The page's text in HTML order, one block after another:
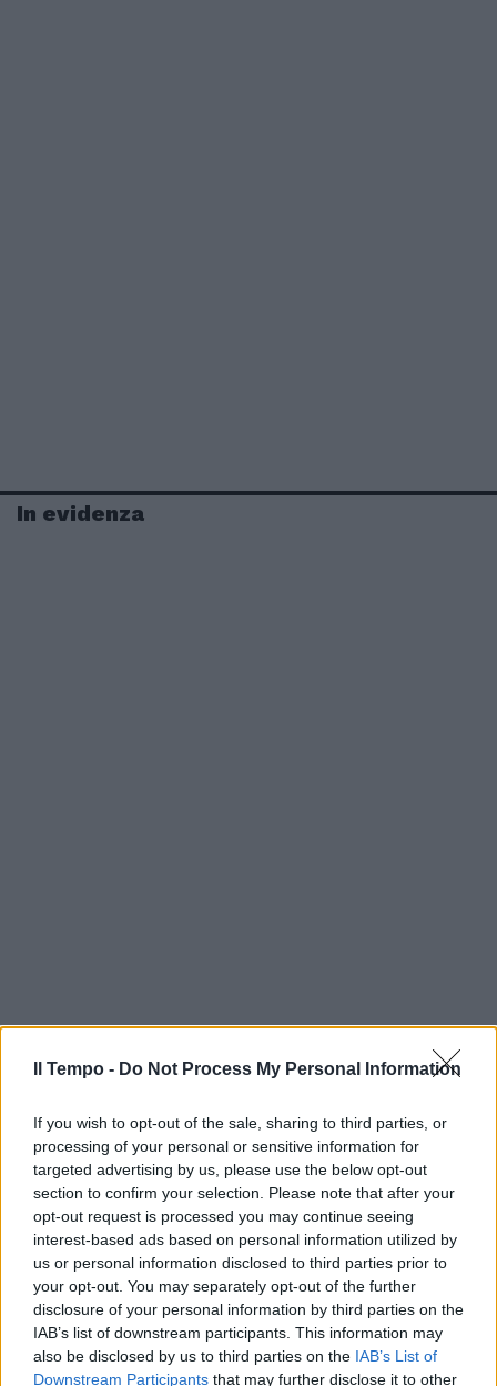
Il Tempo - Do Not Process My Personal Information
If you wish to opt-out of the sale, sharing to third parties, or
processing of your personal or sensitive information for
targeted advertising by us, please use the below opt-out
section to confirm your selection. Please note that after your
opt-out request is processed you may continue seeing
interest-based ads based on personal information utilized by
us or personal information disclosed to third parties prior to
your opt-out. You may separately opt-out of the further
disclosure of your personal information by third parties on the
IAB’s list of downstream participants. This information may
also be disclosed by us to third parties on the IAB’s List of
Downstream Participants that may further disclose it to other
In evidenza